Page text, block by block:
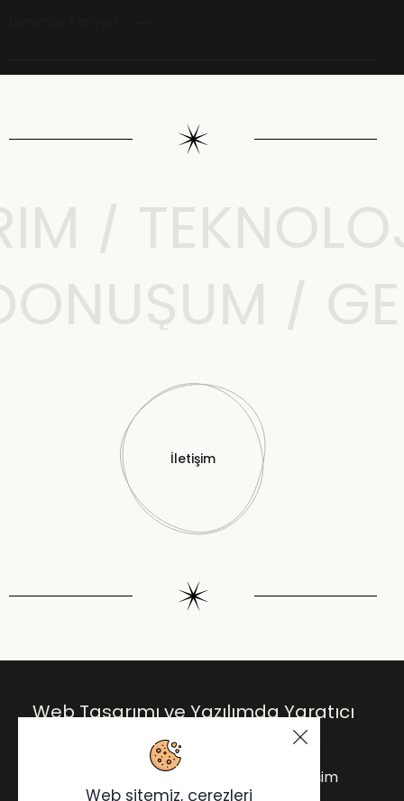
İletişim
Web Tasarımı ve Yazılımda Yaratıcı
Çözümler.
Blog İletişim
Web sitemiz, çerezleri